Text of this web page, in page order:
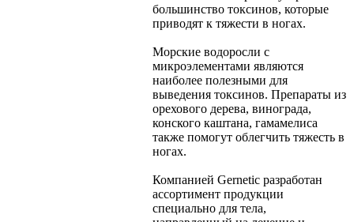
большинство токсинов, которые
приводят к тяжести в ногах.
Морские водоросли с
микроэлементами являются
наиболее полезными для
выведения токсинов. Препараты из
орехового дерева, винограда,
конского каштана, гамамелиса
также помогут облегчить тяжесть в
ногах.
Компанией Gernetic разработан
ассортимент продукции
специально для тела,